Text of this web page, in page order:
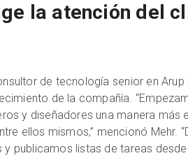
la atención del
de tecnología senior en
de la compañía.
y diseñadores una manera
ellos mismos,” mencionó Mehr.
y publicamos listas de tareas